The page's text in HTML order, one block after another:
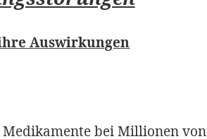
Auswirkungen
bei Millionen von